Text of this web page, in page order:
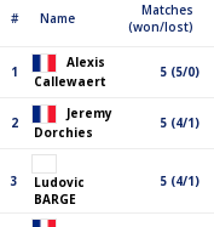
# Name
Matches
(won/lost)
1
Alexis
Callewaert
5 (5/0)
2
Jeremy
Dorchies
5 (4/1)
3
Ludovic
BARGE
5 (4/1)